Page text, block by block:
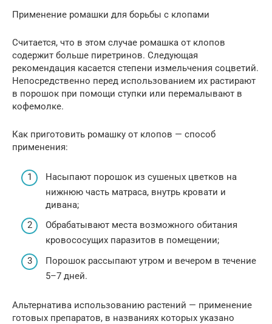
Применение ромашки для борьбы с клопами
Считается, что в этом случае ромашка от клопов
содержит больше пиретринов. Следующая
рекомендация касается степени измельчения соцветий.
Непосредственно перед использованием их растирают
в порошок при помощи ступки или перемалывают в
кофемолке.
Как приготовить ромашку от клопов — способ
применения:
Насыпают порошок из сушеных цветков на
нижнюю часть матраса, внутрь кровати и
дивана;
Обрабатывают места возможного обитания
кровососущих паразитов в помещении;
Порошок рассыпают утром и вечером в течение
5–7 дней.
Альтернатива использованию растений — применение
готовых препаратов, в названиях которых указано